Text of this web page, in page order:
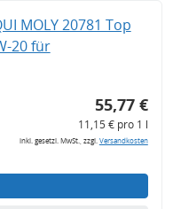
MOLY 20781 Top
20 für
55,77 €
11,15 € pro 1 l
inkl. gesetzl. MwSt., zzgl.Versandkosten